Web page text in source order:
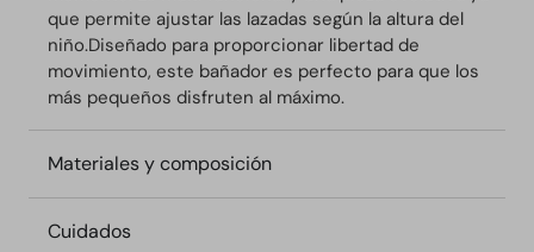
que permite ajustar las lazadas según la altura del
niño.Diseñado para proporcionar libertad de
movimiento, este bañador es perfecto para que los
más pequeños disfruten al máximo.
Materiales y composición
Cuidados